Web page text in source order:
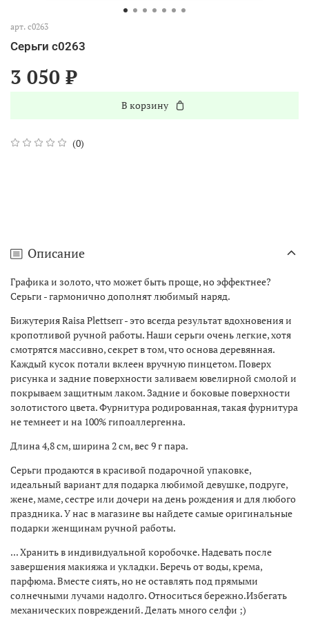
арт. с0263
Серьги с0263
(0)
3 050 ₽
В корзину
Описание
Графика и золото, что может быть проще, но эффектнее?
Серьги - гармонично дополнят любимый наряд.
Бижутерия Raisa Plettserr - это всегда результат вдохновения и
кропотливой ручной работы. Наши серьги очень легкие, хотя
смотрятся массивно, секрет в том, что основа деревянная.
Каждый кусок потали вклеен вручную пинцетом. Поверх
рисунка и задние поверхности заливаем ювелирной смолой и
покрываем защитным лаком. Задние и боковые поверхности
золотистого цвета. Фурнитура родированная, такая фурнитура
не темнеет и на 100% гипоаллергенна.
Длина 4,8 см, ширина 2 см, вес 9 г пара.
Серьги продаются в красивой подарочной упаковке,
идеальный вариант для подарка любимой девушке, подруге,
жене, маме, сестре или дочери на день рождения и для любого
праздника. У нас в магазине вы найдете самые оригинальные
подарки женщинам ручной работы.
... Хранить в индивидуальной коробочке. Надевать после
завершения макияжа и укладки. Беречь от воды, крема,
парфюма. Вместе сиять, но не оставлять под прямыми
солнечными лучами надолго. Относиться бережно.Избегать
механических повреждений. Делать много селфи ;)